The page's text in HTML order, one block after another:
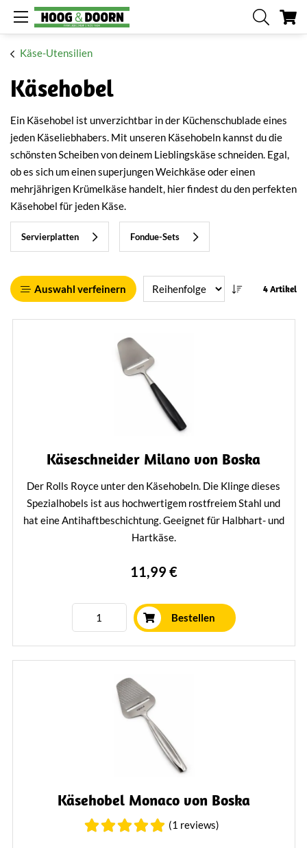
Käse-Utensilien
Käsehobel
Ein Käsehobel ist unverzichtbar in der Küchenschublade eines
jeden Käseliebhabers. Mit unseren Käsehobeln kannst du die
schönsten Scheiben von deinem Lieblingskäse schneiden. Egal,
ob es sich um einen superjungen Weichkäse oder einen
mehrjährigen Krümelkäse handelt, hier findest du den perfekten
Käsehobel für jeden Käse.
Servierplatten Fondue-Sets
Auswahl verfeinern 4 Artikel
Käseschneider Milano von Boska
Der Rolls Royce unter den Käsehobeln. Die Klinge dieses
Spezialhobels ist aus hochwertigem rostfreiem Stahl und
hat eine Antihaftbeschichtung. Geeignet für Halbhart- und
Hartkäse.
11,99 €
Bestellen
Käsehobel Monaco von Boska
(1 reviews)